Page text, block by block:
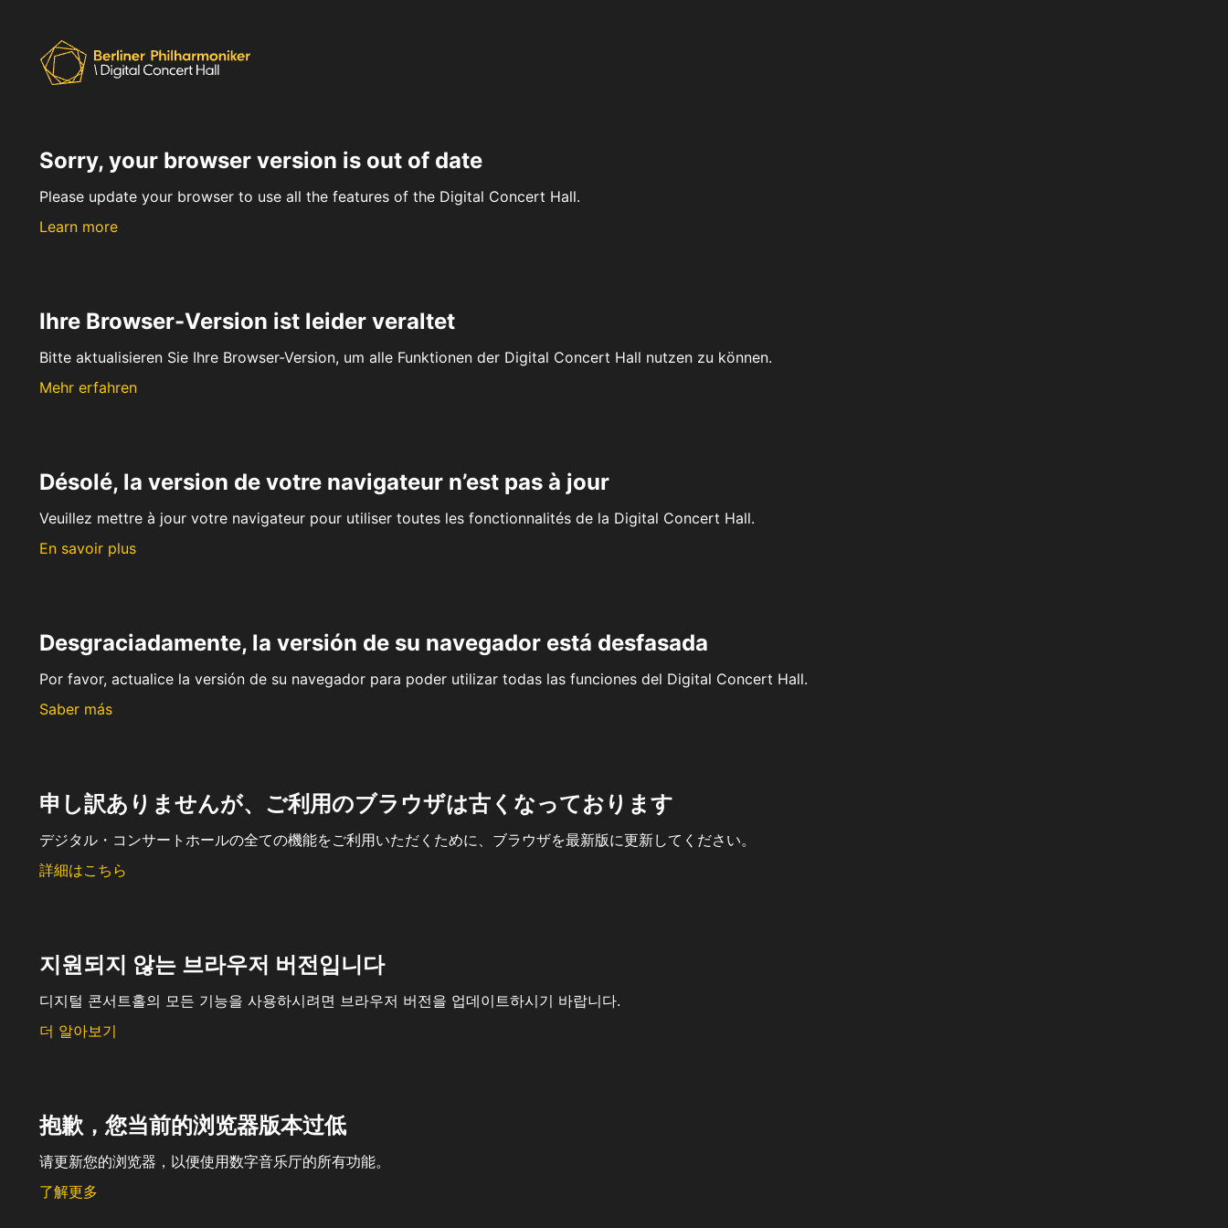
Sorry, your browser version is out of date
Please update your browser to use all the features of the Digital Concert Hall.
Learn more
Ihre Browser-Version ist leider veraltet
Bitte aktualisieren Sie Ihre Browser-Version, um alle Funktionen der Digital Concert Hall nutzen zu können.
Mehr erfahren
Désolé, la version de votre navigateur n’est pas à jour
Veuillez mettre à jour votre navigateur pour utiliser toutes les fonctionnalités de la Digital Concert Hall.
En savoir plus
Desgraciadamente, la versión de su navegador está desfasada
Por favor, actualice la versión de su navegador para poder utilizar todas las funciones del Digital Concert Hall.
Saber más
申し訳ありませんが、ご利用のブラウザは古くなっております
デジタル・コンサートホールの全ての機能をご利用いただくために、ブラウザを最新版に更新してください。
詳細はこちら
지원되지 않는 브라우저 버전입니다
디지털 콘서트홀의 모든 기능을 사용하시려면 브라우저 버전을 업데이트하시기 바랍니다.
더 알아보기
抱歉，您当前的浏览器版本过低
请更新您的浏览器，以便使用数字音乐厅的所有功能。
了解更多